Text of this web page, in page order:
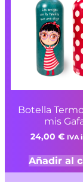
Botella
mis
24,00 € IVA
Añadir al